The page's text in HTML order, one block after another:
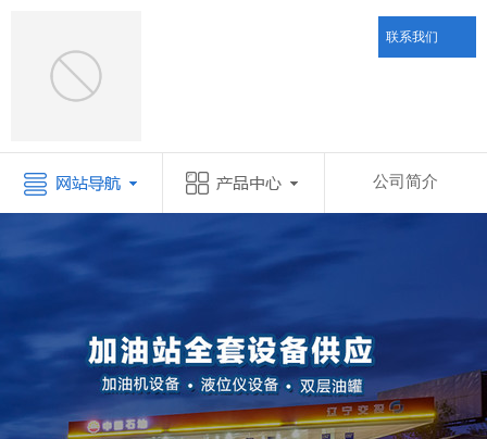
联系我们
公司简介